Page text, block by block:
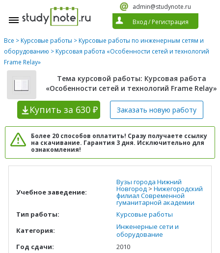
admin@studynote.ru
Вход/ Регистрация
Все >Курсовые работы >Курсовые работы по инженерным сетям и
оборудованию > Курсовая работа «Особенности сетей и технологий
Frame Relay»
Тема курсовой работы: Курсовая работа
«Особенности сетей и технологий Frame Relay»
Купить за 630 ₽ Заказать новую работу
Более 20 способов оплатить! Сразу получаете ссылку
на скачивание. Гарантия 3 дня. Исключительно для
ознакомления!
Учебное заведение:
Вузы города Нижний
Новгород> Нижегородский
филиал Современной
гуманитарной академии
Тип работы:
Курсовые работы
Категория:
Инженерные сети и
оборудование
Год сдачи:
2010